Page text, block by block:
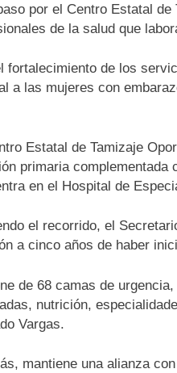
por el Centro Estatal
de la salud que
fortalecimiento de los
a las mujeres con
Estatal de Tamizaje
primaria
en el Hospital de
el recorrido, el
a cinco años de haber
de 68 camas de
nutrición,
Vargas.
mantiene una alianza